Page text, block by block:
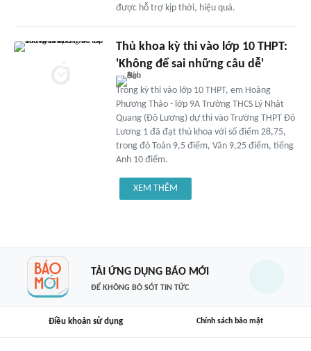
được hỗ trợ kịp thời, hiệu quả.
Thủ khoa kỳ thi vào lớp 10 THPT:
'Không để sai những câu dễ'
Trong kỳ thi vào lớp 10 THPT, em Hoàng
Phương Thảo - lớp 9A Trường THCS Lý Nhật
Quang (Đô Lương) dự thi vào Trường THPT Đô
Lương 1 đã đạt thủ khoa với số điểm 28,75,
trong đó Toán 9,5 điểm, Văn 9,25 điểm, tiếng
Anh 10 điểm.
XEM THÊM
TẢI ỨNG DỤNG BÁO MỚI
ĐỂ KHÔNG BỎ SÓT TIN TỨC
Điều khoản sử dụng Chính sách bảo mật